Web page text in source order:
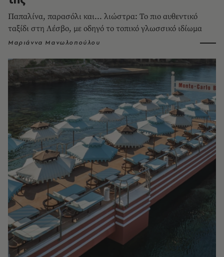
Παπαλίνα, παρασόλι και... λιώστρα: Το πιο αυθεντικό
ταξίδι στη Λέσβο, με οδηγό το τοπικό γλωσσικό ιδίωμα
Μαριάννα Μανωλοπούλου